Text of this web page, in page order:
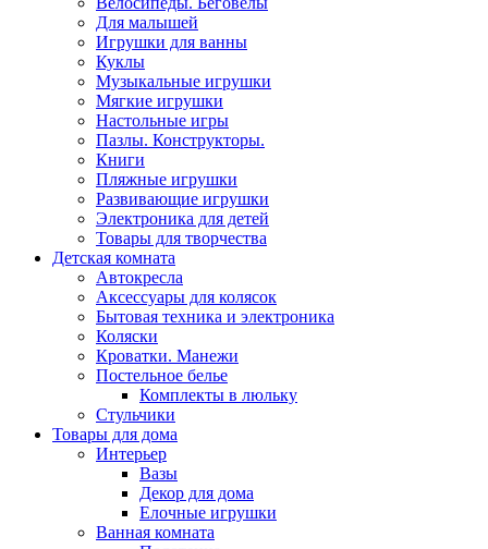
Для малышей
Игрушки для ванны
Куклы
Музыкальные игрушки
Мягкие игрушки
Настольные игры
Пазлы. Конструкторы.
Книги
Пляжные игрушки
Развивающие игрушки
Электроника для детей
Товары для творчества
Детская комната
Автокресла
Аксессуары для колясок
Бытовая техника и электроника
Коляски
Кроватки. Манежи
Постельное белье
Комплекты в люльку
Стульчики
Товары для дома
Интерьер
Вазы
Декор для дома
Елочные игрушки
Ванная комната